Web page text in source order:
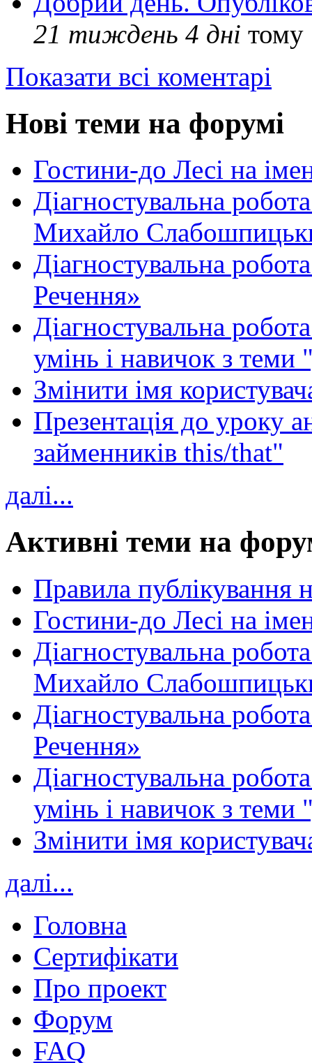
21 тиждень 4 дні тому
Показати всі коментарі
Нові теми на форумі
Гостини-до Лесі на
Діагностувальна
Михайло
Діагностувальна
Речення»
Діагностувальна
умінь і навичок з теми
Змінити імя
Презентація до уроку
займенників this/that"
далі...
Активні теми на
Правила публікування
Гостини-до Лесі на
Діагностувальна
Михайло
Діагностувальна
Речення»
Діагностувальна
умінь і навичок з теми
Змінити імя
далі...
Головна
Сертифікати
Про проект
Форум
FAQ